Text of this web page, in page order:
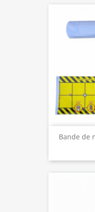
Bande de